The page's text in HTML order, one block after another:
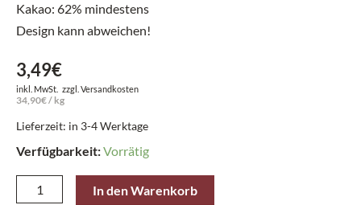
Kakao: 62% mindestens
Design kann abweichen!
3,49€
inkl. MwSt. zzgl. Versandkosten
34,90€/ kg
Lieferzeit: in 3-4 Werktage
Verfügbarkeit:Vorrätig
Tafel
In den Warenkorb